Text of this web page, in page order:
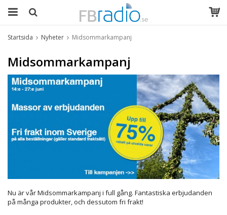
Startsida Nyheter Midsommarkampanj
Midsommarkampanj
Nu är vår Midsommarkampanj i full gång. Fantastiska erbjudanden
på många produkter, och dessutom fri frakt!